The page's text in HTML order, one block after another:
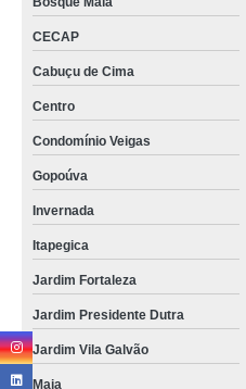
CECAP
Cabuçu de Cima
Centro
Condomínio Veigas
Gopoúva
Invernada
Itapegica
Jardim Fortaleza
Jardim Presidente Dutra
Jardim Vila Galvão
Maia